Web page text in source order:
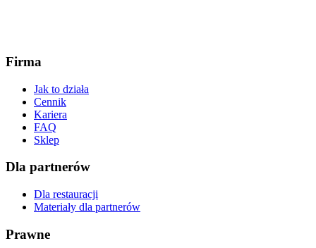
Firma
Jak to działa
Cennik
Kariera
FAQ
Sklep
Dla partnerów
Dla restauracji
Materiały dla partnerów
Prawne